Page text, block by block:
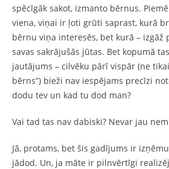
spēcīgāk sakot, izmanto bērnus.
viena, viņai ir ļoti grūti saprast, kurā
bērnu viņa interesēs, bet kurā – izgāž
savas sakrājušās jūtas. Bet kopumā
jautājums – cilvēku pārī vispār (ne
bērns”) bieži nav iespējams precīzi
dodu tev un kad tu dod man?
Vai tad tas nav dabiski? Nevar jau
Jā, protams, bet šis gadījums ir
jādod. Un, ja māte ir pilnvērtīgi